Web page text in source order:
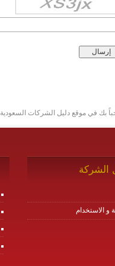
بك في موقع دليل الشركات السعودية
الشركة
الاستخدام